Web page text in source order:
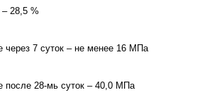
– 28,5 %
через 7 суток – не менее 16 МПа
после 28-мь суток – 40,0 МПа